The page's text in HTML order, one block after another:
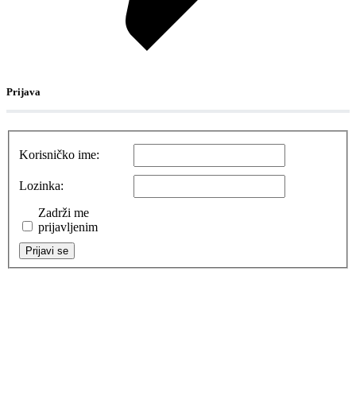
Prijava
Korisničko ime:
Lozinka:
Zadrži me
prijavljenim
Prijavi se